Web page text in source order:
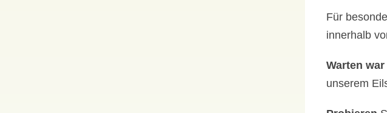
Für
innerhalb
Warten
unserem